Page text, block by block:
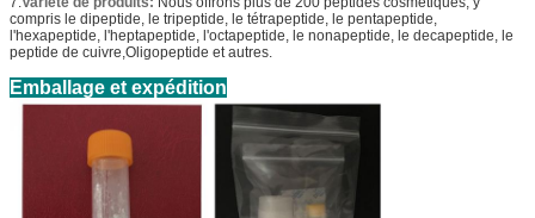
compris le dipeptide, le tripeptide, le tétrapeptide, le pentapeptide,
l'hexapeptide, l'heptapeptide, l'octapeptide, le nonapeptide, le decapeptide, le
peptide de cuivre,Oligopeptide et autres.
Emballage et expédition